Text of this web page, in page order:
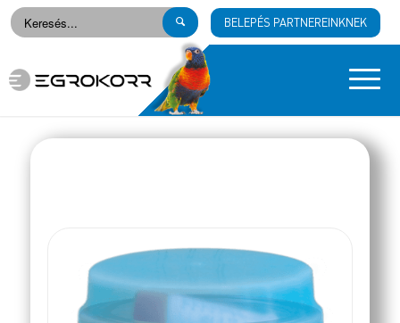
BELEPÉS PARTNEREINKNEK